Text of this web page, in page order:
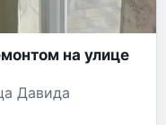
на улице
Давида